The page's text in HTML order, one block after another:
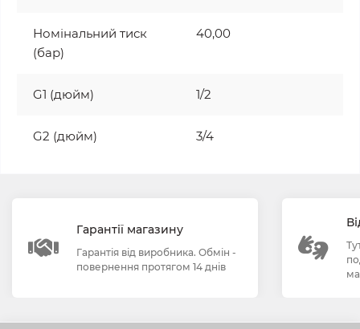
Номінальний тиск
(бар)
40,00
G1 (дюйм) 1/2
G2 (дюйм) 3/4
Гарантії магазину
Гарантія від виробника. Обмін -
повернення протягом 14 днів